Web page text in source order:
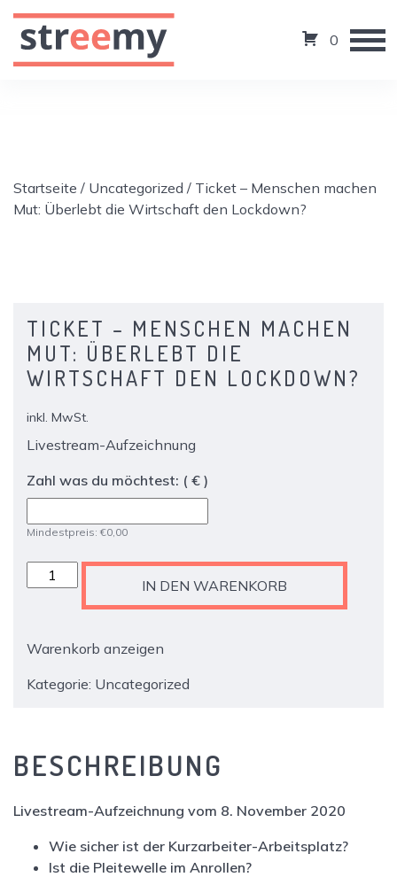
0
Startseite / Uncategorized / Ticket – Menschen machen
Mut: Überlebt die Wirtschaft den Lockdown?
TICKET – MENSCHEN MACHEN
MUT: ÜBERLEBT DIE
WIRTSCHAFT DEN LOCKDOWN?
inkl. MwSt.
Livestream-Aufzeichnung
Zahl was du möchtest: ( € )
Mindestpreis: €0,00
Ticket
-
Menschen
Mut:
Überlebt
Lockdown?
IN DEN WARENKORB
Warenkorb anzeigen
Kategorie: Uncategorized
BESCHREIBUNG
Livestream-Aufzeichnung vom 8. November 2020
Wie sicher ist der Kurzarbeiter-Arbeitsplatz?
Ist die Pleitewelle im Anrollen?